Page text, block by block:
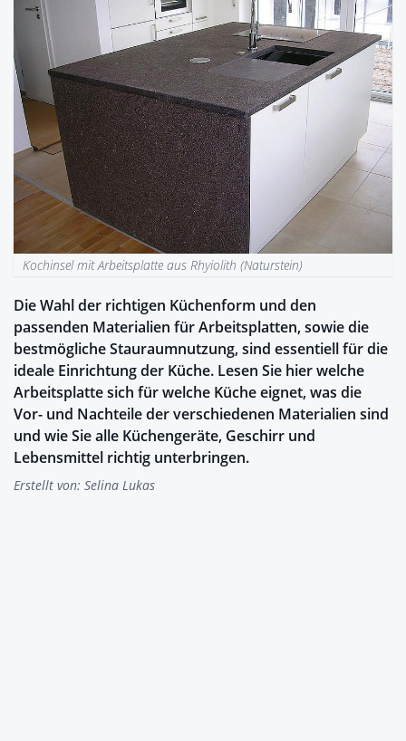
Kochinsel mit Arbeitsplatte aus Rhyiolith (Naturstein)
Die Wahl der richtigen Küchenform und den
passenden Materialien für Arbeitsplatten, sowie die
bestmögliche Stauraumnutzung, sind essentiell für die
ideale Einrichtung der Küche. Lesen Sie hier welche
Arbeitsplatte sich für welche Küche eignet, was die
Vor- und Nachteile der verschiedenen Materialien sind
und wie Sie alle Küchengeräte, Geschirr und
Lebensmittel richtig unterbringen.
Erstellt von: Selina Lukas